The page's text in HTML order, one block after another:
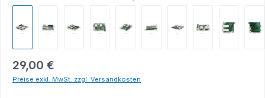
29,00 €
Preise exkl. MwSt. zzgl. Versandkosten